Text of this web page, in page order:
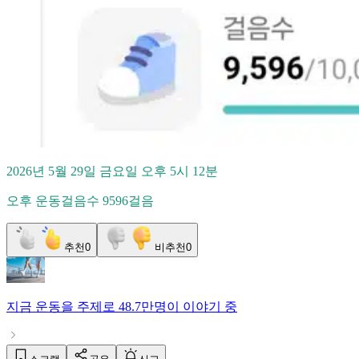
2026년 5월 29일 금요일 오후 5시 12분
오후 운동걸음수 9596걸음
추천0 비추천0
지금 운동을 주제로 48.7만명이 이야기 중